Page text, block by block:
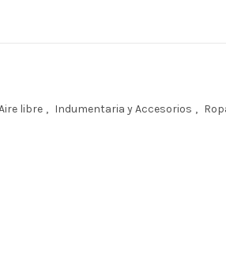
libre , Indumentaria y Accesorios ,